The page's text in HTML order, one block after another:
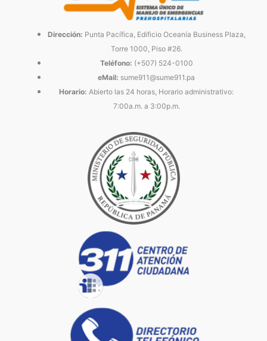
Dirección: Punta Pacífica, Edificio Oceanía Business Plaza,
Torre 1000, Piso #26.
Teléfono: (+507) 524-0100
eMail: sume911@sume911.pa
Horario: Abierto las 24 horas, Horario administrativo:
7:00a.m. a 3:00p.m.